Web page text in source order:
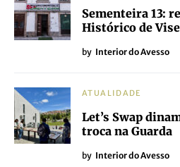
Sementeira 13:
Histórico de
by Interior do Avesso
ATUALIDADE
Let’s Swap
troca na Guarda
by Interior do Avesso